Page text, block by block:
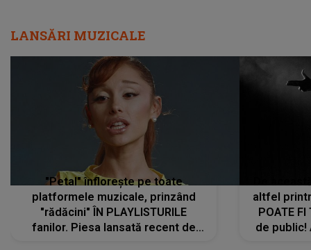
LANSĂRI MUZICALE
"Petal" înflorește pe toate
platformele muzicale, prinzând
"rădăcini" ÎN PLAYLISTURILE
fanilor. Piesa lansată recent de
altfel
POATE FI
de public!